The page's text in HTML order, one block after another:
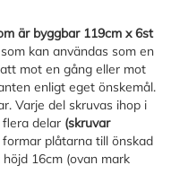
är byggbar 119cm x 6st
kan användas som en
mot en gång eller mot
enligt eget önskemål.
Varje del skruvas ihop i
delar (skruvar
plåtarna till önskad
16cm (ovan mark